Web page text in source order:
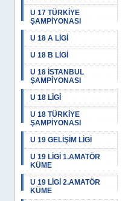
U 17 TÜRKİYE
ŞAMPİYONASI
U 18 A LİGİ
U 18 B LİGİ
U 18 İSTANBUL
ŞAMPİYONASI
U 18 LİGİ
U 18 TÜRKİYE
ŞAMPİYONASI
U 19 GELİŞİM LİGİ
U 19 LİGİ 1.AMATÖR
KÜME
U 19 LİGİ 2.AMATÖR
KÜME